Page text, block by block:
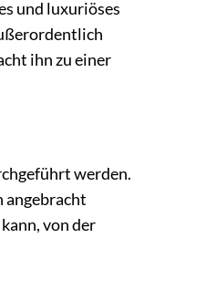
und luxuriöses
ihn zu einer
werden.
angebracht
von der